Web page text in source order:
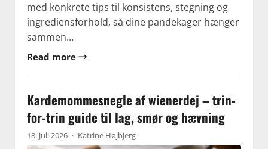
med konkrete tips til konsistens, stegning og
ingrediensforhold, så dine pandekager hænger
sammen…
Read more →
Kardemommesnegle af wienerdej – trin-
for-trin guide til lag, smør og hævning
18. juli 2026 · Katrine Højbjerg